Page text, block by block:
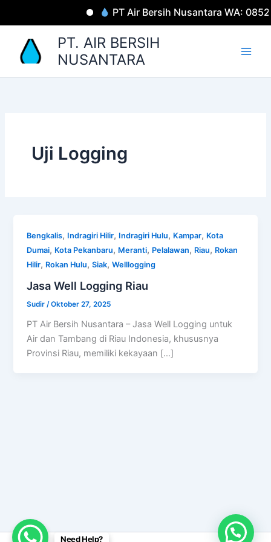
PT Air Bersih Nusantara WA:
PT. AIR BERSIH
NUSANTARA
Uji Logging
Bengkalis, Indragiri Hilir, Indragiri Hulu, Kampar, Kota
Dumai, Kota Pekanbaru, Meranti, Pelalawan, Riau, Rokan
Hilir, Rokan Hulu,Siak,Welllogging
Jasa Well Logging Riau
Sudir /Oktober 27, 2025
PT Air Bersih Nusantara – Jasa Well Logging untuk
Air dan Tambang di Riau Indonesia, khususnya
Provinsi Riau, memiliki kekayaan […]
Need Help?